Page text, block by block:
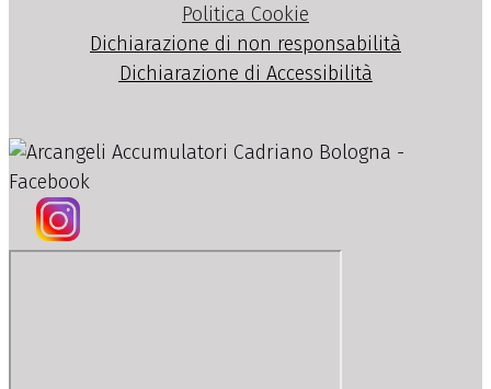
Politica Cookie
Dichiarazione di non responsabilità
Dichiarazione di Accessibilità